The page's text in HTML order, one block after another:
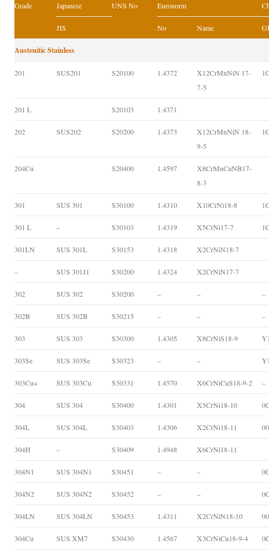
Grade Japanese UNS No Euronorm
JIS No Name
Austenitic Stainless
201 SUS201 S20100 1.4372
X12CrMnNiN 17-
7-5
201 L S20103 1.4371
202 SUS202 S20200 1.4373
X12CrMnNiN 18-
9-5
204Cu S20400 1.4597
X8CrMnCuNB17-
8-3
301 SUS 301 S30100 1.4310 X10CrNi18-8
301 L – S30103 1.4319 X5CrNi17-7
301LN SUS 301L S30153 1.4318 X2CrNiN18-7
– SUS 301J1 S30200 1.4324 X2CrNiN17-7
302 SUS 302 S30200 – – –
302B SUS 302B S30215 – – –
303 SUS 303 S30300 1.4305 X8CrNiS18-9
303Se SUS 303Se S30323 – –
303Cu+ SUS 303Cu S30331 1.4570 X6CrNiCuS18-9-2 –
304 SUS 304 S30400 1.4301 X5CrNi18-10
304L SUS 304L S30403 1.4306 X2CrNi18-11
304H – S30409 1.4948 X6CrNi18-11
304N1 SUS 304N1 S30451 – –
304N2 SUS 304N2 S30452 – –
304LN SUS 304LN S30453 1.4311 X2CrNiN18-10
304Cu SUS XM7 S30430 1.4567 X3CrNiCu18-9-4